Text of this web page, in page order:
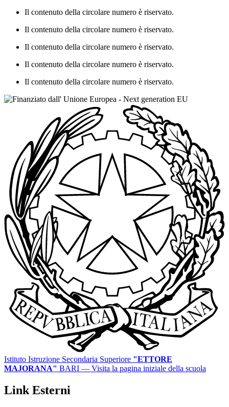
Il contenuto della circolare numero è riservato.
Il contenuto della circolare numero è riservato.
Il contenuto della circolare numero è riservato.
Il contenuto della circolare numero è riservato.
Il contenuto della circolare numero è riservato.
Istituto Istruzione Secondaria Superiore "ETTORE
MAJORANA" BARI — Visita la pagina iniziale della scuola
Link Esterni